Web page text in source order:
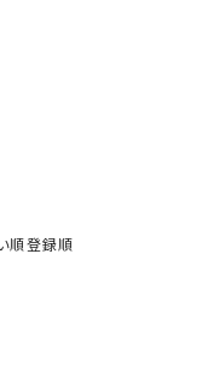
順登録順